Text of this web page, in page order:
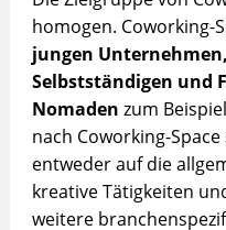
homogen. Coworking-
jungen
Selbstständigen und
Nomaden zum Beispiel
nach Coworking-
entweder auf die
kreative Tätigkeiten
weitere